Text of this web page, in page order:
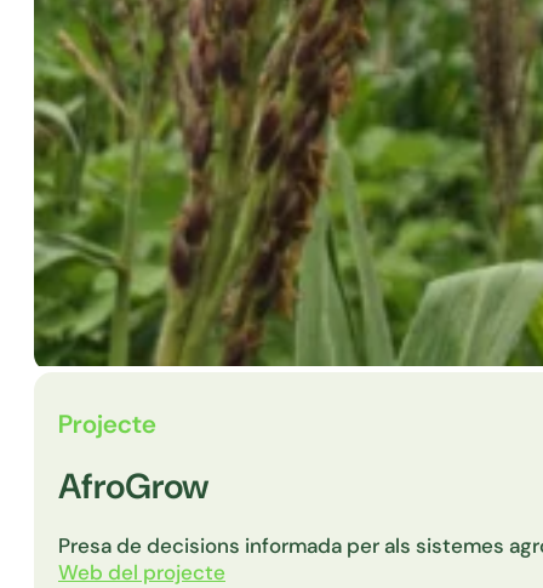
Projecte
AfroGrow
Presa de decisions informada per als sistemes
Web del projecte